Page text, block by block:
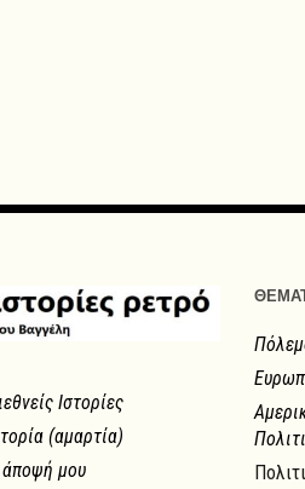
Ιστορίες
(αμαρτία)
μου